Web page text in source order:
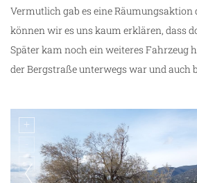
Vermutlich gab es eine Räumungsaktion
können wir es uns kaum erklären, dass
Später kam noch ein weiteres Fahrzeug
der Bergstraße unterwegs war und auch